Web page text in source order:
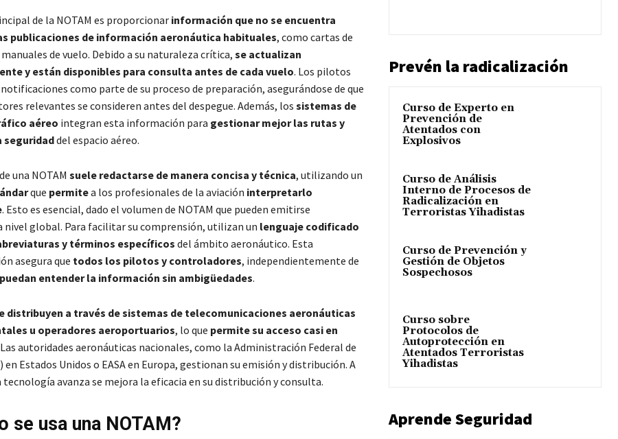
de la NOTAM es proporcionar información que no se encuentra
publicaciones de información aeronáutica habituales, como cartas de
de vuelo. Debido a su naturaleza crítica, se actualizan
y están disponibles para consulta antes de cada vuelo. Los pilotos
como parte de su proceso de preparación, asegurándose de que
relevantes se consideren antes del despegue. Además, los sistemas de
aéreo integran esta información para gestionar mejor las rutas y
seguridaddel espacio aéreo.
una NOTAM suele redactarse de manera concisa y técnica, utilizando un
que permitea los profesionales de la aviación interpretarlo
. Esto es esencial, dado el volumen de NOTAM que pueden emitirse
nivel global. Para facilitar su comprensión, utilizan un lenguaje codificado
y términos específicos del ámbito aeronáutico. Esta
asegura que todos los pilotos y controladores, independientemente de
puedan entender la información sin ambigüedades.
distribuyen a través de sistemas de telecomunicaciones aeronáuticas
u operadores aeroportuarios, lo que permite su acceso casi en
autoridades aeronáuticas nacionales, como la Administración Federal de
en Estados Unidos o EASA en Europa, gestionan su emisión y distribución. A
tecnología avanza se mejora la eficacia en su distribución y consulta.
se usa una NOTAM?
Prevén la radicalización
Curso de Experto en
Prevención de
Atentados con
Explosivos
Curso de Análisis
Interno de Procesos de
Radicalización en
Terroristas Yihadistas
Curso de Prevención y
Gestión de Objetos
Sospechosos
Curso sobre
Protocolos de
Autoprotección en
Atentados Terroristas
Yihadistas
Aprende Seguridad